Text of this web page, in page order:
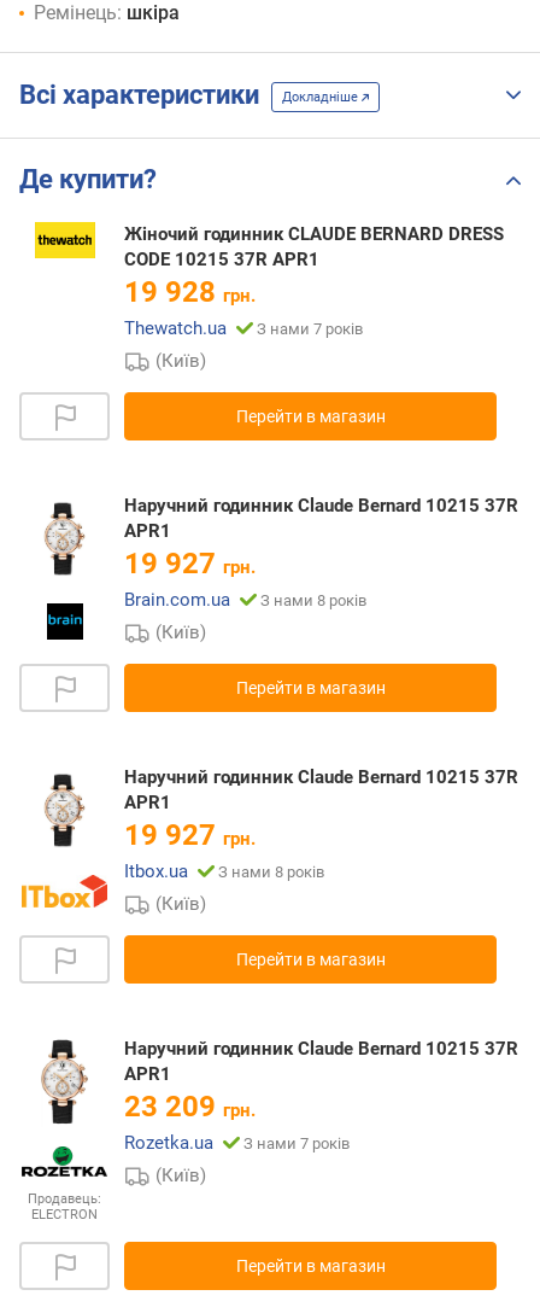
Ремінець: шкіра
Всі характеристики Докладніше
Де купити?
Жіночий годинник CLAUDE BERNARD DRESS
CODE 10215 37R APR1
19 928 грн.
Thewatch.ua
З нами 7 років
(Київ)
Перейти в магазин
Наручний годинник Claude Bernard 10215 37R
APR1
19 927 грн.
Brain.com.ua
З нами 8 років
(Київ)
Перейти в магазин
Наручний годинник Claude Bernard 10215 37R
APR1
19 927 грн.
Itbox.ua
З нами 8 років
(Київ)
Перейти в магазин
Продавець:
ELECTRON
Наручний годинник Claude Bernard 10215 37R
APR1
23 209 грн.
Rozetka.ua
З нами 7 років
(Київ)
Перейти в магазин